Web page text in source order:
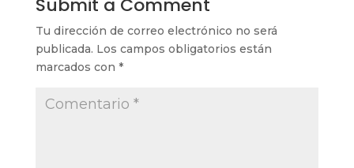
Submit a Comment
Tu dirección de correo electrónico no será
publicada. Los campos obligatorios están
marcados con *